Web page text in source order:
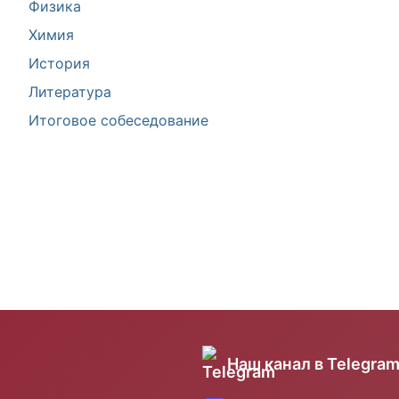
Физика
Химия
История
Литература
Итоговое собеседование
Наш канал в Telegram